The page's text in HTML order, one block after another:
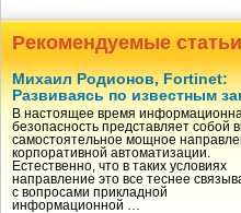
Рекомендуемые статьи
Михаил Родионов, Fortinet:
Развиваясь по известным
В настоящее время
безопасность представляет собой
самостоятельное мощное
корпоративной автоматизации.
Естественно, что в таких условиях
направление это все теснее
с вопросами прикладной
информационной …